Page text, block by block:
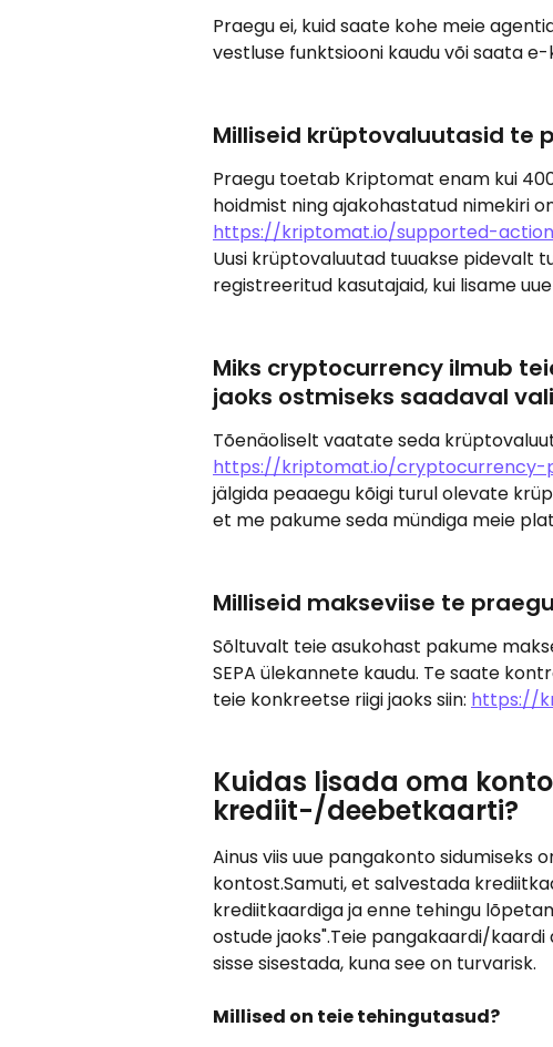
Praegu ei, kuid saate kohe meie
vestluse funktsiooni kaudu või saata
Milliseid krüptovaluutasid te
Praegu toetab Kriptomat enam kui
hoidmist ning ajakohastatud nimekiri
https://kriptomat.io/supported-
Uusi krüptovaluutad tuuakse pidevalt
registreeritud kasutajaid, kui lisame
Miks cryptocurrency ilmub
jaoks ostmiseks saadaval
Tõenäoliselt vaatate seda
https://kriptomat.io/cryptocurrency-
jälgida peaaegu kõigi turul olevate
et me pakume seda mündiga meie
Milliseid makseviise te
Sõltuvalt teie asukohast pakume
SEPA ülekannete kaudu. Te saate
teie konkreetse riigi jaoks siin: https://
Kuidas lisada oma
krediit-/deebetkaarti?
Ainus viis uue pangakonto sidumiseks
kontost.Samuti, et salvestada
krediitkaardiga ja enne tehingu
ostude jaoks".Teie pangakaardi/
sisse sisestada, kuna see on turvarisk.
Millised on teie tehingutasud?